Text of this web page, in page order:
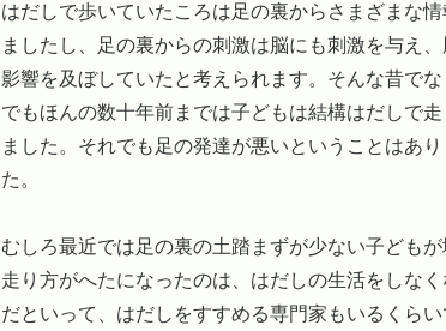
はだしで歩いていたころは足の裏からさまざまな
ましたし、足の裏からの刺激は脳にも刺激を与え
影響を及ぼしていたと考えられます。そんな昔で
でもほんの数十年前までは子どもは結構はだしで
ました。それでも足の発達が悪いということはあ
た。
むしろ最近では足の裏の土踏まずが少ない子ども
走り方がへたになったのは、はだしの生活をしなく
だといって、はだしをすすめる専門家もいるくらい